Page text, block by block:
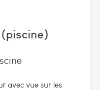
avec vue sur les